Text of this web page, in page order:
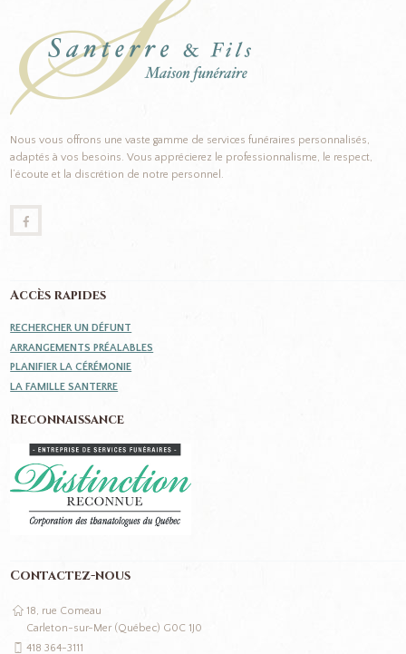
Nous vous offrons une vaste gamme de services funéraires personnalisés,
adaptés à vos besoins. Vous apprécierez le professionnalisme, le respect,
l’écoute et la discrétion de notre personnel.
Accès rapides
RECHERCHER UN DÉFUNT
ARRANGEMENTS PRÉALABLES
PLANIFIER LA CÉRÉMONIE
LA FAMILLE SANTERRE
Reconnaissance
Contactez-nous
18, rue Comeau
Carleton-sur-Mer (Québec) G0C 1J0
418 364-3111